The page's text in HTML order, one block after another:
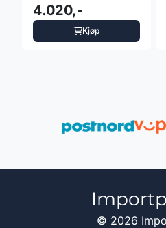
dirt bike
4.020,-
Kjøp
© 2026